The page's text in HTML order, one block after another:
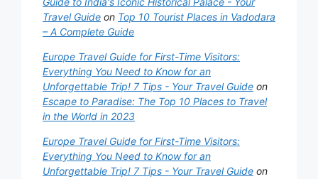
Travel Guide on Top 10 Tourist Places in Vadodara
– A Complete Guide
Europe Travel Guide for First-Time Visitors:
Everything You Need to Know for an
Unforgettable Trip! 7 Tips - Your Travel Guide on
Escape to Paradise: The Top 10 Places to Travel
in the World in 2023
Europe Travel Guide for First-Time Visitors:
Everything You Need to Know for an
Unforgettable Trip! 7 Tips - Your Travel Guide on